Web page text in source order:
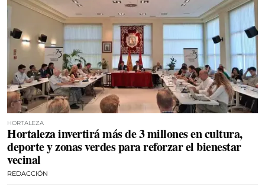
HORTALEZA
Hortaleza invertirá más de 3 millones en cultura,
deporte y zonas verdes para reforzar el bienestar
vecinal
REDACCIÓN